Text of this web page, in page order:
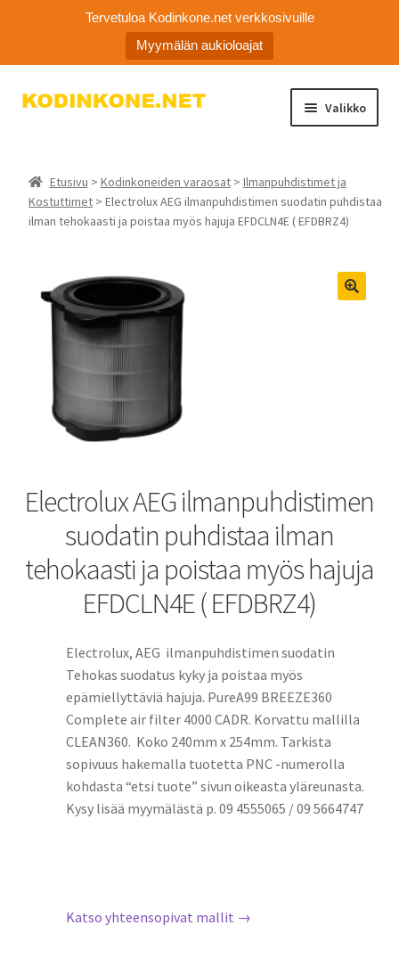
Tervetuloa Kodinkone.net verkkosivuille
Myymälän aukioloajat
Siirry
Siirry
Valikko
Ota yhteyttä
Asiakaspalvelu
Etusivu > Kodinkoneiden varaosat> Ilmanpuhdistimet ja
Kostuttimet > Electrolux AEG ilmanpuhdistimen suodatin puhdistaa
ilman tehokaasti ja poistaa myös hajuja EFDCLN4E ( EFDBRZ4)
Electrolux AEG ilmanpuhdistimen
suodatin puhdistaa ilman
tehokaasti ja poistaa myös hajuja
EFDCLN4E ( EFDBRZ4)
Electrolux, AEG ilmanpuhdistimen suodatin
Tehokas suodatus kyky ja poistaa myös
epämiellyttäviä hajuja. PureA99 BREEZE360
Complete air filter 4000 CADR. Korvattu mallilla
CLEAN360. Koko 240mm x 254mm. Tarkista
sopivuus hakemalla tuotetta PNC -numerolla
kohdasta “etsi tuote” sivun oikeasta yläreunasta.
Kysy lisää myymälästä p. 09 4555065 / 09 5664747
Katso yhteensopivat mallit →